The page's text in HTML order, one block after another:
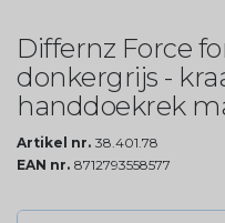
Differnz Force
donkergrijs -
handdoekrek
Artikel nr. 38.401.78
EAN nr. 8712793558577